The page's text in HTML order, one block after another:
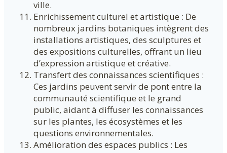
ville.
Enrichissement culturel et artistique : De
nombreux jardins botaniques intègrent des
installations artistiques, des sculptures et
des expositions culturelles, offrant un lieu
d’expression artistique et créative.
Transfert des connaissances scientifiques :
Ces jardins peuvent servir de pont entre la
communauté scientifique et le grand
public, aidant à diffuser les connaissances
sur les plantes, les écosystèmes et les
questions environnementales.
Amélioration des espaces publics : Les